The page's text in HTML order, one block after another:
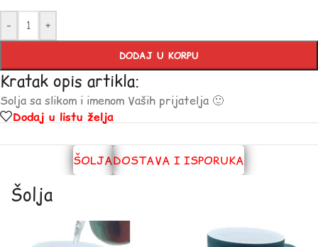
- +
DODAJ U KORPU
Kratak opis artikla:
Solja sa slikom i imenom Vaših prijatelja 🙂
Dodaj u listu želja
ŠOLJADOSTAVA I ISPORUKA
Šolja